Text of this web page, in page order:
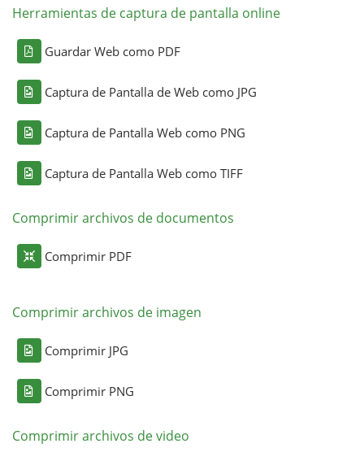
Herramientas de captura de pantalla online
Guardar Web como PDF
Captura de Pantalla de Web como JPG
Captura de Pantalla Web como PNG
Captura de Pantalla Web como TIFF
Comprimir archivos de documentos
Comprimir PDF
Comprimir archivos de imagen
Comprimir JPG
Comprimir PNG
Comprimir archivos de video